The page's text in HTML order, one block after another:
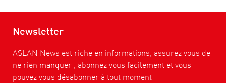
Newsletter
ASLAN News est riche en informations, assurez vous de
ne rien manquer , abonnez vous facilement et vous
pouvez vous désabonner à tout moment